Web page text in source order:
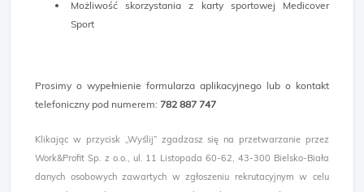
Możliwość skorzystania z karty sportowej Medicover
Sport
Prosimy o wypełnienie formularza aplikacyjnego lub o kontakt
telefoniczny pod numerem: 782 887 747
Klikając w przycisk „Wyślij” zgadzasz się na przetwarzanie przez
Work&Profit Sp. z o.o., ul. 11 Listopada 60-62, 43-300 Bielsko-Biała
danych osobowych zawartych w zgłoszeniu rekrutacyjnym w celu